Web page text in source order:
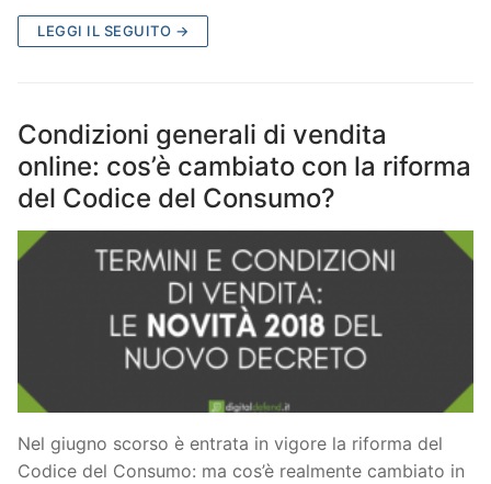
LEGGI IL SEGUITO →
Condizioni generali di vendita
online: cos’è cambiato con la riforma
del Codice del Consumo?
Nel giugno scorso è entrata in vigore la riforma del
Codice del Consumo: ma cos’è realmente cambiato in